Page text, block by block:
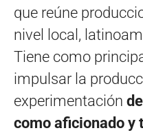
que reúne
nivel local,
Tiene como
impulsar la
experimentación
como aficionado y